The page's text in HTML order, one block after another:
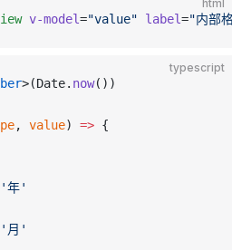
html
v-model="value" label="内部
typescript
>(Date. now())
, value) => {
'年'
'月'